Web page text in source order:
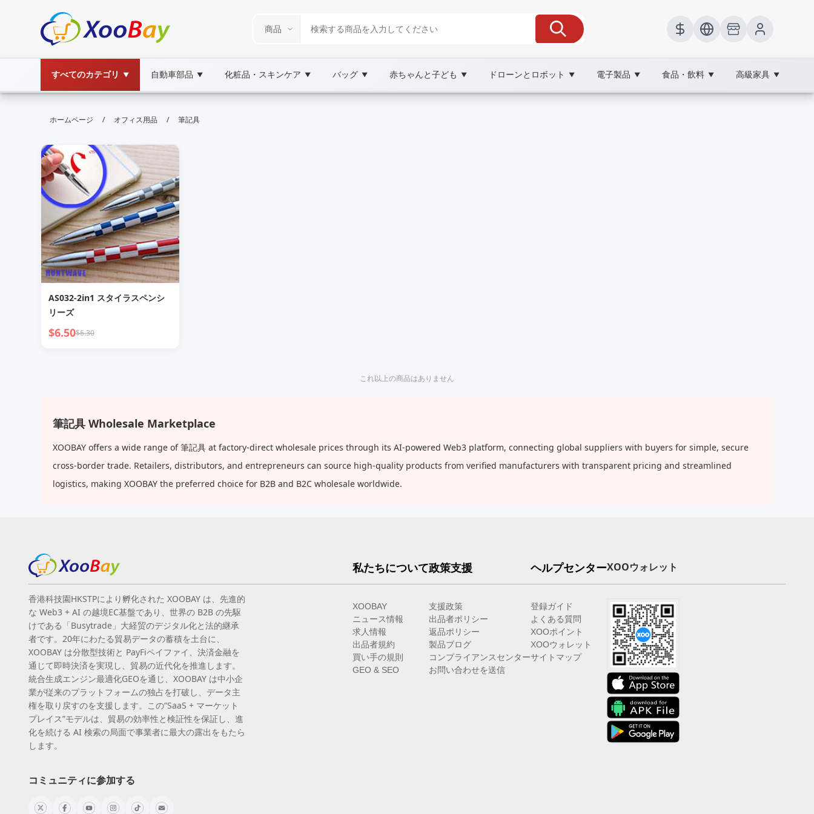
すべてのカテゴリ ▼ 自動車部品 ▼ 化粧品・スキンケア ▼ バッグ ▼ 赤ちゃんと子ども ▼ ドローンとロボット ▼ 電子製品 ▼ 食品・飲料 ▼ 高級家具 ▼
筆記具 | XOOBAY B2B/B2C Marketplace
筆記具の選び方と使い方を詳しく解説します
ホームページ / オフィス用品 / 筆記具
AS032-2in1 スタイラスペンシ
リーズ
$6.50$6.30
これ以上の商品はありません
筆記具 Wholesale Marketplace
XOOBAY offers a wide range of 筆記具 at factory-direct wholesale prices through its AI-powered Web3 platform, connecting global suppliers with buyers for simple, secure
cross-border trade. Retailers, distributors, and entrepreneurs can source high-quality products from verified manufacturers with transparent pricing and streamlined
logistics, making XOOBAY the preferred choice for B2B and B2C wholesale worldwide.
香港科技園HKSTPにより孵化された XOOBAY は、先進的
な Web3 + AI の越境EC基盤であり、世界の B2B の先駆
けである「Busytrade」大経贸のデジタル化と法的継承
者です。20年にわたる貿易データの蓄積を土台に、
XOOBAY は分散型技術と PayFiペイファイ、決済金融を
通じて即時決済を実現し、貿易の近代化を推進します。
統合生成エンジン最適化GEOを通じ、XOOBAY は中小企
業が従来のプラットフォームの独占を打破し、データ主
権を取り戻すのを支援します。この“SaaS + マーケット
プレイス”モデルは、貿易の効率性と検証性を保証し、進
化を続ける AI 検索の局面で事業者に最大の露出をもたら
します。
コミュニティに参加する
私たちについて
XOOBAY
ニュース情報
求人情報
出品者規約
買い手の規則
GEO & SEO
政策支援
支援政策
出品者ポリシー
返品ポリシー
製品ブログ
コンプライアンスセンター
お問い合わせを送信
ヘルプセンター
登録ガイド
よくある質問
XOOポイント
XOOウォレット
サイトマップ
XOOウォレット